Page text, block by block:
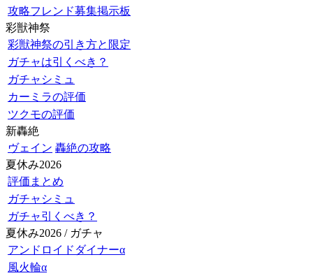
攻略フレンド募集掲示板
彩獣神祭
彩獣神祭の引き方と限定
ガチャは引くべき？
ガチャシミュ
カーミラの評価
ツクモの評価
新轟絶
ヴェイン 轟絶の攻略
夏休み2026
評価まとめ
ガチャシミュ
ガチャ引くべき？
夏休み2026 / ガチャ
アンドロイドダイナーα
風火輪α